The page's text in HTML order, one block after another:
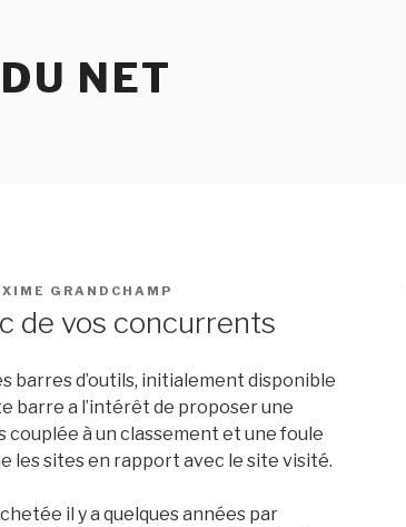
NET
GRANDCHAMP
de vos concurrents
barres d’outils, initialement disponible
barre a l’intérêt de proposer une
à un classement et une foule
les sites en rapport avec le site visité.
il y a quelques années par